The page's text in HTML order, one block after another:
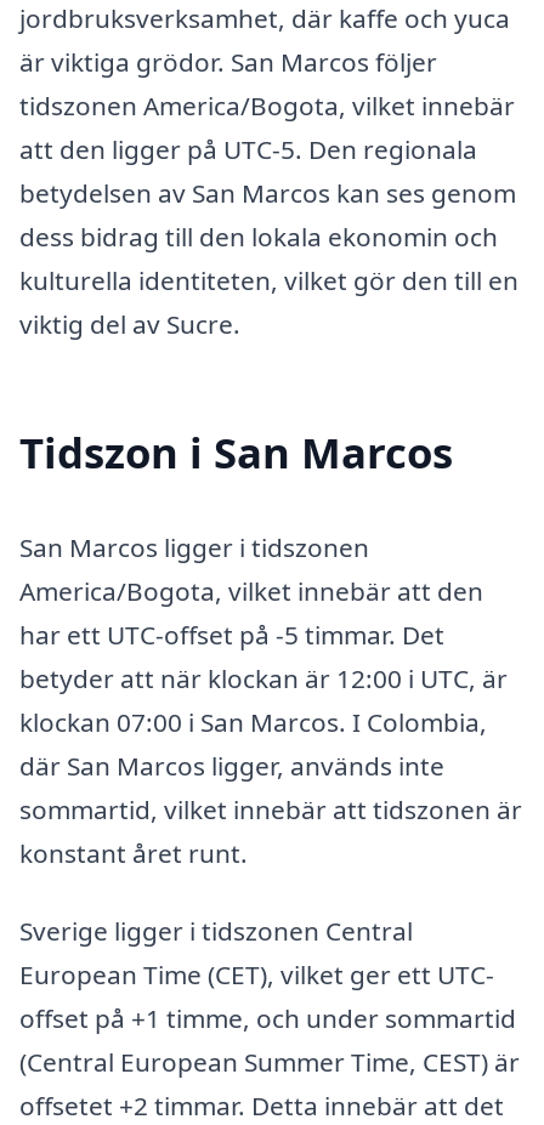
jordbruksverksamhet, där kaffe och yuca
är viktiga grödor. San Marcos följer
tidszonen America/Bogota, vilket innebär
att den ligger på UTC-5. Den regionala
betydelsen av San Marcos kan ses genom
dess bidrag till den lokala ekonomin och
kulturella identiteten, vilket gör den till en
viktig del av Sucre.
Tidszon i San Marcos
San Marcos ligger i tidszonen
America/Bogota, vilket innebär att den
har ett UTC-offset på -5 timmar. Det
betyder att när klockan är 12:00 i UTC, är
klockan 07:00 i San Marcos. I Colombia,
där San Marcos ligger, används inte
sommartid, vilket innebär att tidszonen är
konstant året runt.
Sverige ligger i tidszonen Central
European Time (CET), vilket ger ett UTC-
offset på +1 timme, och under sommartid
(Central European Summer Time, CEST) är
offsetet +2 timmar. Detta innebär att det